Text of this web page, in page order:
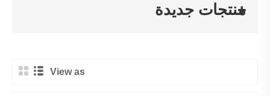
منتجات جديدة
View as